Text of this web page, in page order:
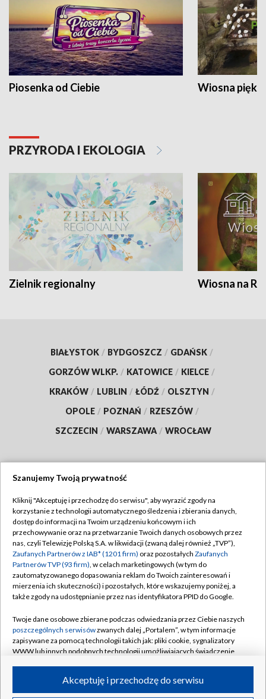
Piosenka od Ciebie Wiosna
PRZYRODA I EKOLOGIA
Zielnik regionalny Wiosna na
BIAŁYSTOK / BYDGOSZCZ / GDAŃSK /
GORZÓW WLKP. / KATOWICE / KIELCE /
KRAKÓW / LUBLIN / ŁÓDŹ / OLSZTYN /
OPOLE / POZNAŃ / RZESZÓW /
SZCZECIN / WARSZAWA / WROCŁAW
TVP
Abonament TVP
Emisja w TVP
Centrum informacji TVP
Naziemna Telewizja Cyfrowa
Rada Programowa
System NOS
Informacje o nadawcy
Program dla prasy
Regulamin TVP
Polityka prywatności
Moje zgody
Pomoc
Kontakt
Kanały
Szanujemy Twoją prywatność
Kliknij "Akceptuję i przechodzę do serwisu", aby wyrazić zgody na
korzystanie z technologii automatycznego śledzenia i zbierania danych,
dostęp do informacji na Twoim urządzeniu końcowym i ich
przechowywanie oraz na przetwarzanie Twoich danych osobowych przez
nas, czyli Telewizję Polską S.A. w likwidacji (zwaną dalej również „TVP”),
Zaufanych Partnerów z IAB* (1201 firm) oraz pozostałych Zaufanych
Partnerów TVP (93 firm), w celach marketingowych (w tym do
zautomatyzowanego dopasowania reklam do Twoich zainteresowań i
mierzenia ich skuteczności) i pozostałych, które wskazujemy poniżej, a
także zgody na udostępnianie przez nas identyfikatora PPID do Google.
Twoje dane osobowe zbierane podczas odwiedzania przez Ciebie naszych
poszczególnych serwisówzwanych dalej „Portalem”, w tym informacje
zapisywane za pomocą technologii takich jak: pliki cookie, sygnalizatory
WWW lub innych podobnych technologii umożliwiających świadczenie
ruchu w Internecie.Akceptuję i przechodzę do serwisu